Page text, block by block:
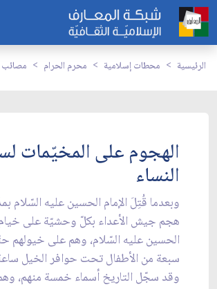
الرئيسية محطات إسلامية محرم الحرام مصائب
الهجوم على المخيّمات
النساء
وبعدما قُتِلَ الإمام الحسين عليه السّلام
هجم جيش الأعداء بكلّ وحشيّة على خيام
الحسين عليه السّلام، وهم على
سبعة من الأطفال تحت حوافر الخيل
وقد سجّل التاريخ أسماء خمسة منهم،